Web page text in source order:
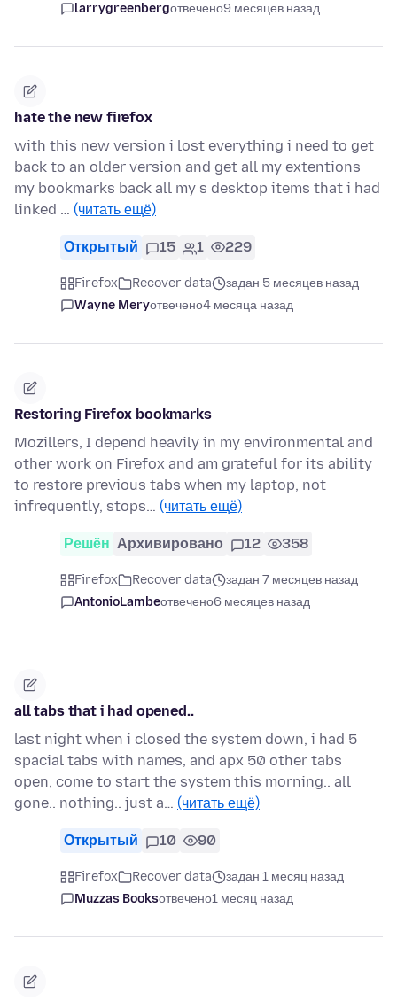
larrygreenbergотвечено9 месяцев назад
hate the new firefox
with this new version i lost everything i need to get
back to an older version and get all my extentions
my bookmarks back all my s desktop items that i had
linked … (читать ещё)
Открытый 15 1 229
Firefox Recover data
задан 5 месяцев назад
Wayne Meryотвечено4 месяца назад
Restoring Firefox bookmarks
Mozillers, I depend heavily in my environmental and
other work on Firefox and am grateful for its ability
to restore previous tabs when my laptop, not
infrequently, stops… (читать ещё)
Решён Архивировано 12 358
Firefox Recover data
задан 7 месяцев назад
AntonioLambeотвечено6 месяцев назад
all tabs that i had opened..
last night when i closed the system down, i had 5
spacial tabs with names, and apx 50 other tabs
open, come to start the system this morning.. all
gone.. nothing.. just a… (читать ещё)
Открытый 10 90
Firefox Recover data
задан 1 месяц назад
Muzzas Booksотвечено1 месяц назад